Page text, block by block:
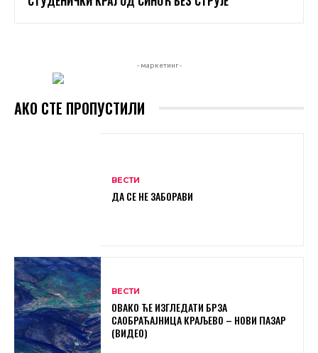
- маркетинг -
АКО СТЕ ПРОПУСТИЛИ
ВЕСТИ
ДА СЕ НЕ ЗАБОРАВИ
ВЕСТИ
ОВАКО ЋЕ ИЗГЛЕДАТИ БРЗА
САОБРАЋАЈНИЦА КРАЉЕВО – НОВИ ПАЗАР
(ВИДЕО)